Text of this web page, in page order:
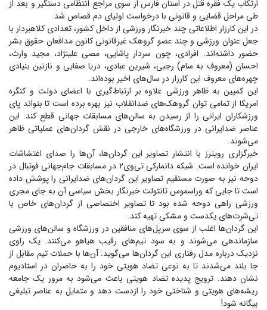
ارتکاب یک فقره قتل در استان فارس از سوی مراجع انتظامی دستگیر و بعد از
طی مراحل قضایی و قانونی با درخواست اولیای دم قصاص شد.
در این کارزار اطلاعاتی چند خبرنگار ورزشی از داخل کشور، تعدادی کلاهبردار با
جعل عنوان ورزشی و چند عضو گروهک غیرقانونی کانون مدافعان حقوق بشر
حضور داشته‌اند. افرادی، چون سردار پاشایی، مصی علینژاد، مجید وارث،
احسان (معروف به سام) رجبی، شیرین عبادی، دریا صفایی و نازنین بنیادی
چهره‌های معروف این کارزار در سال‌های اخیر بوده‌اند.
این کمپین به ظاهر ورزشی علاوه بر ارتباط‌گیری با اعضای دولت و کنگره
امریکا از تمامی توان گروهک‌های ضدانقلاب نیز بهره برده است تا بتواند پای
ورزشکاران ایرانی را از رسیدن به سالن‌های مسابقات جهانی قطع کند. این
عناصر ضدایرانی در ورزشگاه‌های خارجی در نقش گردان‌های عملیاتی ظاهر
می‌شوند.
خبرگزاری رویترز با انتشار تصاویر این گردان‌ها، آن‌ها را صدای اغتشاشات
ایران خوانده است. شبکه دانمارکی تی‌وی۲ در مسابقات جام‌جهانی فوتبال در
دوحه نیز به صورت مستقیم تصاویر این گردان‌های ضدایرانی را پوشش داده
است تا جایی که وراسموس تانتولت خبرنگار بخش سیاسی آن به جای مجری
ورزشی راهی دوحه شده بود تا تصاویر اختصاصی از گردان‌های خاص با
تی‌شرت‌های یکدست و مشکی تهیه کند.
این گردان‌ها اغلب از سوی سرپل‌های منافقین در ورزشگاه و سالن‌های ورزشی
سازماندهی می‌شوند و به سود تیم‌های رقیب هیاهو می‌کنند. یک راوی
نزدیک درباره مدل رفتاری این گردان‌ها می‌گوید: آن‌ها با حملات تیم مقابل از
جا بلند می‌شدند تا به نوعی تضاد هویتی خود را به حاضران در استادیوم
نشان دهند. ترویج پدیده تضاد هویتی باعث می‌شود به مرور یک جامعه
ریشه‌های هویتی و شناختی خود را ازدست دهد و متمایل به عناصر تبلیغی
بیگانه شود!